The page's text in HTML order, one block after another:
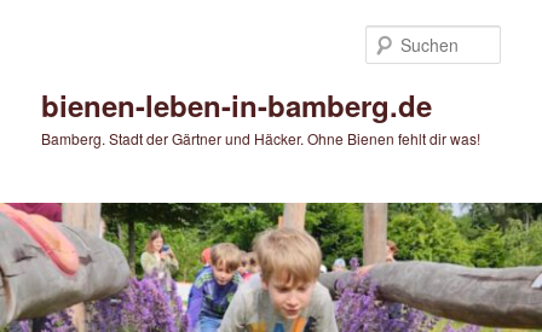
bienen-leben-in-bamberg.de
Bamberg. Stadt der Gärtner und Häcker. Ohne Bienen fehlt dir was!